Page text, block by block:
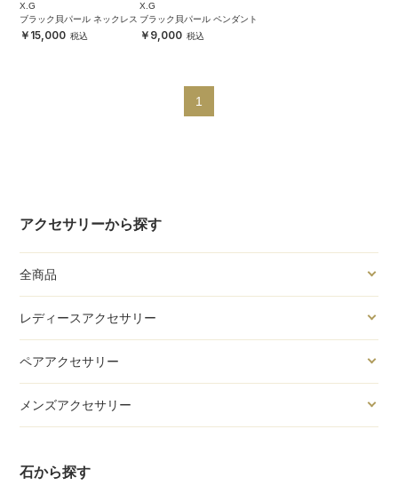
アクセサリーから探す
全商品
レディースアクセサリー
ペアアクセサリー
メンズアクセサリー
石から探す
X.G
ブラック貝パール ネックレス
15,000
X.G
ブラック貝パール ペンダント
9,000
1